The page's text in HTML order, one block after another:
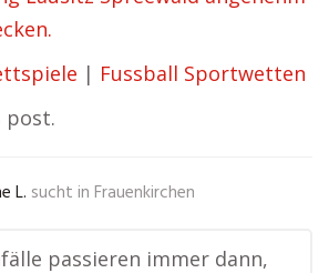
| Fussball Sportwetten
post.
L. sucht in Frauenkirchen
passieren immer dann,